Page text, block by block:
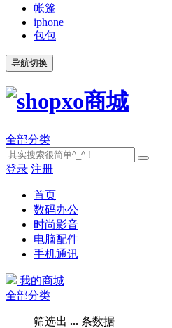
帐篷
iphone
包包
导航切换
全部分类
登录 注册
首页
数码办公
时尚影音
电脑配件
手机通讯
我的商城
全部分类
筛选出 ... 条数据